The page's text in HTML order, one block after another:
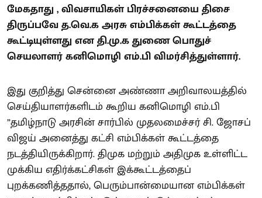
மேகதாது , விவசாயிகள் பிரச்சனையை திசை
திருப்பவே த.வெ.க அரசு எம்பிக்கள் கூட்டத்தை
கூட்டியுள்ளது என தி.மு.க துணை பொதுச்
செயலாளர் கனிமொழி எம்.பி விமர்சித்துள்ளார்.
இது குறித்து சென்னை அண்ணா அறிவாலயத்தில்
செய்தியாளர்களிடம் கூறிய கனிமொழி எம்.பி
”தமிழ்நாடு அரசின் சார்பில் முதலமைச்சர் சி. ஜோசப்
விஜய் அனைத்து கட்சி எம்பிக்கள் கூட்டத்தை
நடத்தியிருக்கிறார். திமுக மற்றும் அதிமுக உள்ளிட்ட
முக்கிய எதிர்க்கட்சிகள் இக்கூட்டத்தைப்
புறக்கணித்ததால், பெரும்பான்மையான எம்பிக்கள்